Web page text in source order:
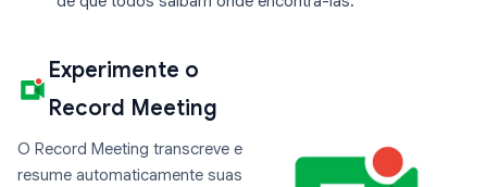
Experimente o
Record Meeting
O Record Meeting transcreve e
resume automaticamente suas